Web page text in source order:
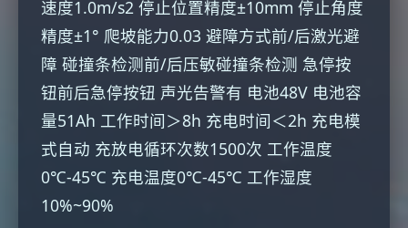
速度1.0m/s2 停止位置精度±10mm 停止角度
精度±1° 爬坡能力0.03 避障方式前/后激光避
障 碰撞条检测前/后压敏碰撞条检测 急停按
钮前后急停按钮 声光告警有 电池48V 电池容
量51Ah 工作时间＞8h 充电时间＜2h 充电模
式自动 充放电循环次数1500次 工作温度
0℃-45℃ 充电温度0℃-45℃ 工作湿度
10%~90%